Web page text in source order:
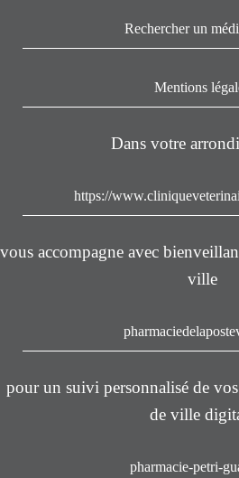
Rechercher un
Mentions
Dans votre
https://
vous accompagne avec
ville
pour un suivi personnalisé de
de ville
pharmacie-petri-